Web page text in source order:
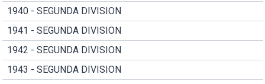
1940 - SEGUNDA DIVISION
1941 - SEGUNDA DIVISION
1942 - SEGUNDA DIVISION
1943 - SEGUNDA DIVISION